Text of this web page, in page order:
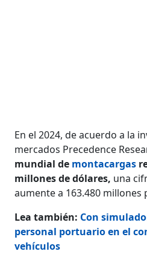
En el 2024, de acuerdo a la
mercados Precedence
mundial de montacargas
millones de dólares, una
aumente a 163.480 millones
Lea también: Con
personal portuario en el
vehículos